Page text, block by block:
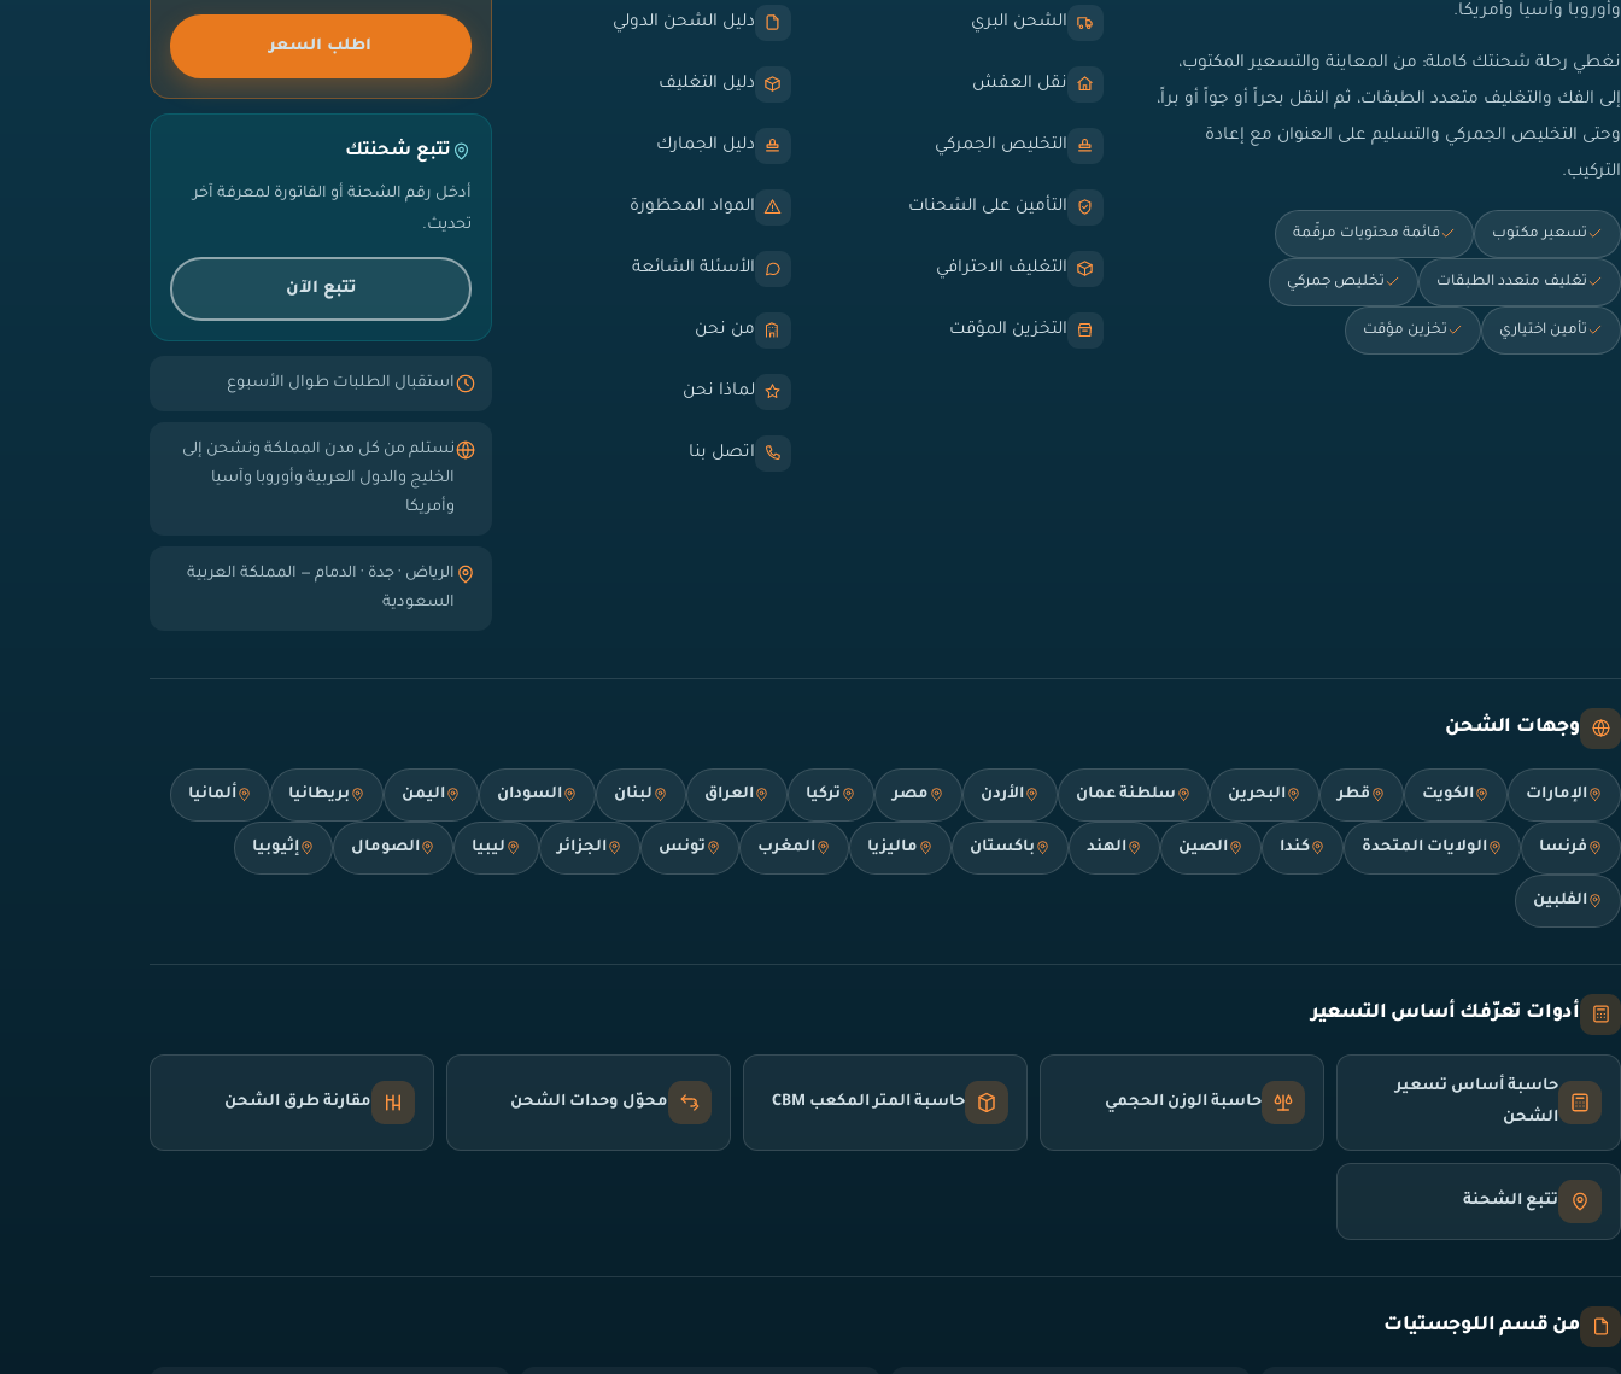
وأوروبا وآسيا وأمريكا.
نغطي رحلة شحنتك كاملة: من المعاينة والتسعير المكتوب،
إلى الفك والتغليف متعدد الطبقات، ثم النقل بحراً أو جواً أو براً،
وحتى التخليص الجمركي والتسليم على العنوان مع إعادة
التركيب.
تسعير مكتوب قائمة محتويات مرقّمة
تغليف متعدد الطبقات تخليص جمركي
تأمين اختياري تخزين مؤقت
الشحن البري
نقل العفش
التخليص الجمركي
التأمين على الشحنات
التغليف الاحترافي
التخزين المؤقت
دليل الشحن الدولي
دليل التغليف
دليل الجمارك
المواد المحظورة
الأسئلة الشائعة
من نحن
لماذا نحن
اتصل بنا
اطلب السعر
تتبع شحنتك
أدخل رقم الشحنة أو الفاتورة لمعرفة آخر
تحديث.
تتبع الآن
استقبال الطلبات طوال الأسبوع
نستلم من كل مدن المملكة ونشحن إلى
الخليج والدول العربية وأوروبا وآسيا
وأمريكا
الرياض · جدة · الدمام — المملكة العربية
السعودية
وجهات الشحن
الإمارات الكويت قطر البحرين سلطنة عمان الأردن مصر تركيا العراق لبنان السودان اليمن بريطانيا ألمانيا
فرنسا الولايات المتحدة كندا الصين الهند باكستان ماليزيا المغرب تونس الجزائر ليبيا الصومال إثيوبيا
الفلبين
أدوات تعرّفك أساس التسعير
حاسبة أساس تسعير
الشحن
حاسبة الوزن الحجمي حاسبة المتر المكعب CBM محوّل وحدات الشحن مقارنة طرق الشحن
تتبع الشحنة
من قسم اللوجستيات